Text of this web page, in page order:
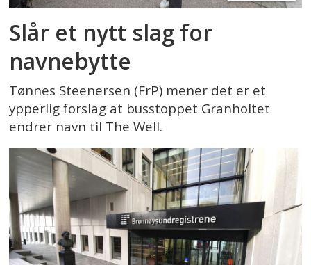
Slår et nytt slag for
navnebytte
Tønnes Steenersen (FrP) mener det er et
ypperlig forslag at busstoppet Granholtet
endrer navn til The Well.